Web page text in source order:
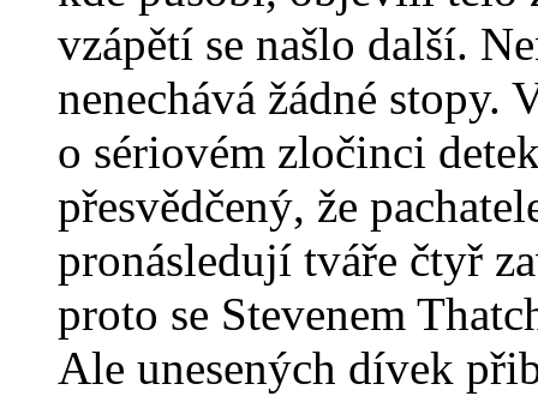
vzápětí se našlo další.
nenechává žádné stopy.
o sériovém zločinci
přesvědčený, že
pronásledují tváře čtyř
proto se Stevenem
Ale unesených dívek